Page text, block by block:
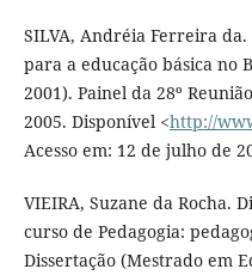
SILVA, Andréia Ferreira
para a educação básica no
2001). Painel da 28º
2005. Disponível <http://
Acesso em: 12 de julho de
VIEIRA, Suzane da Rocha.
curso de Pedagogia:
Dissertação (Mestrado em